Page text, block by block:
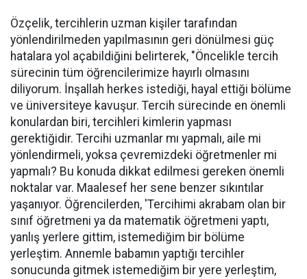
Özçelik, tercihlerin uzman kişiler tarafından
yönlendirilmeden yapılmasının geri dönülmesi güç
hatalara yol açabildiğini belirterek, "Öncelikle tercih
sürecinin tüm öğrencilerimize hayırlı olmasını
diliyorum. İnşallah herkes istediği, hayal ettiği bölüme
ve üniversiteye kavuşur. Tercih sürecinde en önemli
konulardan biri, tercihleri kimlerin yapması
gerektiğidir. Tercihi uzmanlar mı yapmalı, aile mi
yönlendirmeli, yoksa çevremizdeki öğretmenler mi
yapmalı? Bu konuda dikkat edilmesi gereken önemli
noktalar var. Maalesef her sene benzer sıkıntılar
yaşanıyor. Öğrencilerden, 'Tercihimi akrabam olan bir
sınıf öğretmeni ya da matematik öğretmeni yaptı,
yanlış yerlere gittim, istemediğim bir bölüme
yerleştim. Annemle babamın yaptığı tercihler
sonucunda gitmek istemediğim bir yere yerleştim,